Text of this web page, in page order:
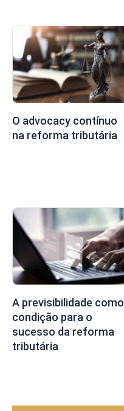
O advocacy contínuo
na reforma tributária
A previsibilidade como
condição para o
sucesso da reforma
tributária